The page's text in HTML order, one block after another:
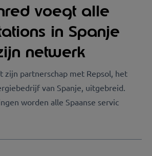
voegt alle
in Spanje
netwerk
zijn partnerschap met Repsol, het
van Spanje, uitgebreid.
worden alle Spaanse servic